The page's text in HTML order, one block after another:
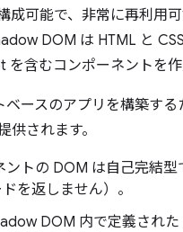
成可能で、非常に再利用
DOM は HTML と
含むコンポーネントを作
ースのアプリを構築す
されます。
ントの DOM は自己完結型
を返しません）。
DOM 内で定義され